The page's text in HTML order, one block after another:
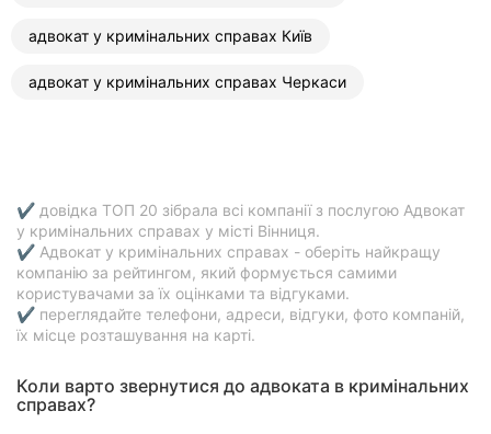
адвокат у кримінальних справах Київ
адвокат у кримінальних справах Черкаси
✔ довідка ТОП 20 зібрала всі компанії з послугою Адвокат
у кримінальних справах у місті Вінниця.
✔ Адвокат у кримінальних справах - оберіть найкращу
компанію за рейтингом, який формується самими
користувачами за їх оцінками та відгуками.
✔ переглядайте телефони, адреси, відгуки, фото компаній,
їх місце розташування на карті.
Коли варто звернутися до адвоката в кримінальних
справах?